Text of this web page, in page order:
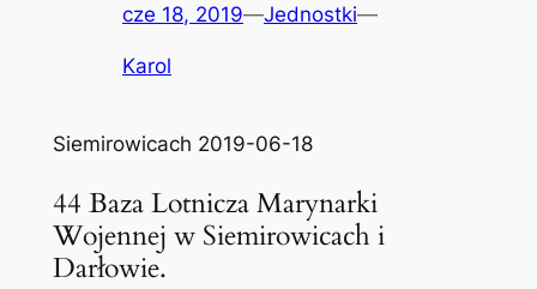
cze 18, 2019—Jednostki—
Karol
Siemirowicach 2019-06-18
44 Baza Lotnicza Marynarki
Wojennej w Siemirowicach i
Darłowie.